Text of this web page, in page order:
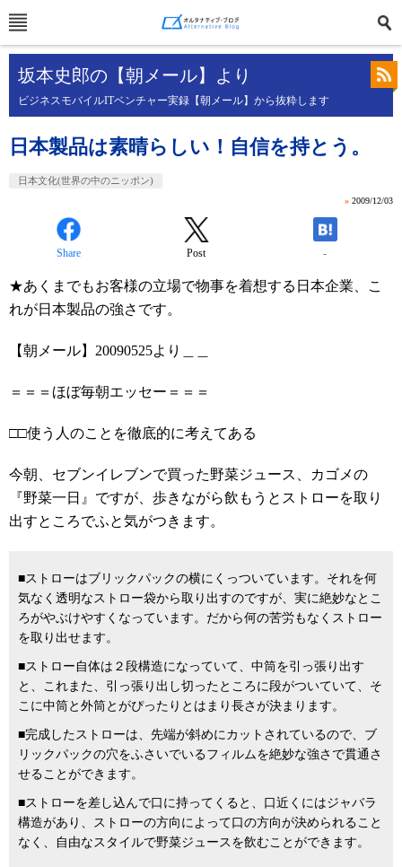
坂本史郎の【朝メール】より
ビジネスモバイルITベンチャー実録【朝メール】から抜粋します
日本製品は素晴らしい！自信を持とう。
日本文化(世界の中のニッポン)
» 2009/12/03
Share Post -
★あくまでもお客様の立場で物事を着想する日本企業、こ
れが日本製品の強さです。
【朝メール】20090525より＿＿
＝＝＝ほぼ毎朝エッセー＝＝＝
□□使う人のことを徹底的に考えてある
今朝、セブンイレブンで買った野菜ジュース、カゴメの
『野菜一日』ですが、歩きながら飲もうとストローを取り
出すところでふと気がつきます。
■ストローはブリックパックの横にくっついています。それを何
気なく透明なストロー袋から取り出すのですが、実に絶妙なとこ
ろがやぶけやすくなっています。だから何の苦労もなくストロー
を取り出せます。
■ストロー自体は２段構造になっていて、中筒を引っ張り出す
と、これまた、引っ張り出し切ったところに段がついていて、そ
こに中筒と外筒とがぴったりとはまり長さが決まります。
■完成したストローは、先端が斜めにカットされているので、ブ
リックパックの穴をふさいでいるフィルムを絶妙な強さで貫通さ
せることができます。
■ストローを差し込んで口に持ってくると、口近くにはジャバラ
構造があり、ストローの方向によって口の方向が決められること
なく、自由なスタイルで野菜ジュースを飲むことができます。